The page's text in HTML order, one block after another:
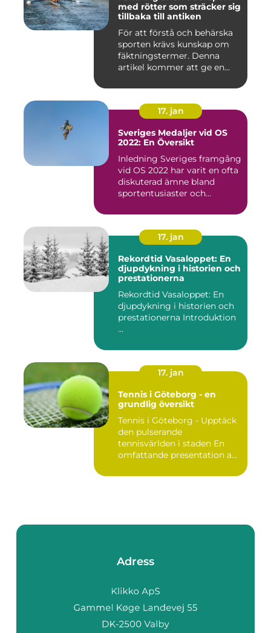
med rötter som sträcker sig
tillbaka till antiken
För att förstå och behärska
sporten krävs kunskap om
fäktningstermer. Denna
artikel kommer att ge en...
17. jan
Sveriges Medaljer vid OS
2022: En Översikt
Inledning Sveriges framgång
vid OS 2022 har varit en ofta
diskuterad ämne bland
sportentusiaster och...
17. jan
Rekordtid Vasaloppet: En
djupdykning i historien och
prestationerna
Rekordtid Vasaloppet: En
djupdykning i historien och
prestationerna Introduktion
...
17. jan
Tennis i Göteborg - en
grundlig översikt
Tennis i Göteborg - Upptäck
den pulserande
tennisvärlden i staden En
omfattande presentation av
Adress